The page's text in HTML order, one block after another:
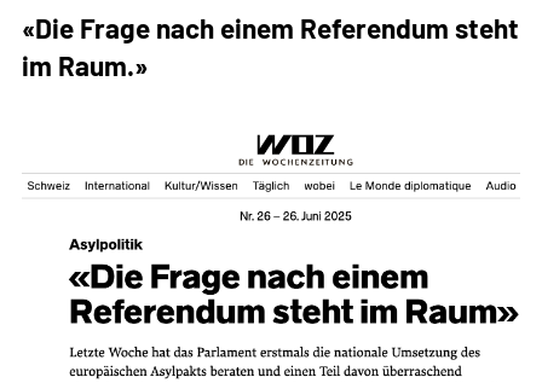
Migrations-
und
«Die Frage nach einem Referendum steht
im Raum.»